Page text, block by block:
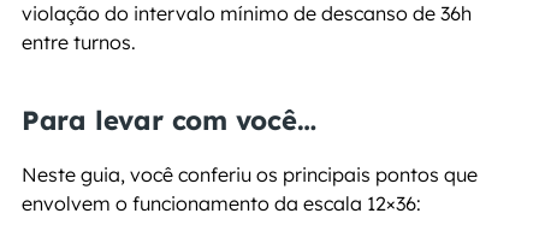
violação do intervalo mínimo de descanso de 36h
entre turnos.
Para levar com você…
Neste guia, você conferiu os principais pontos que
envolvem o funcionamento da escala 12×36: